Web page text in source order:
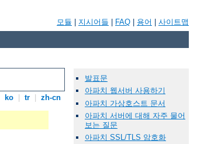
모듈 지시어들 FAQ 용어 사이트맵
ko tr zh-cn
발표문
아파치 웹서버 사용하기
아파치 가상호스트 문서
아파치 서버에 대해 자주 물어
보는 질문
아파치 SSL/TLS 암호화